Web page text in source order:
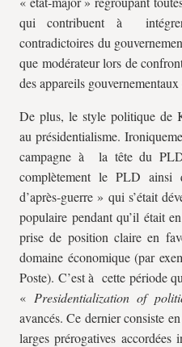
qui contribuent à
contradictoires du
que modérateur lors de
des appareils
De plus, le style politique de
au présidentialisme.
campagne à la tête du
complètement le PLD ainsi
d’après-guerre » qui s’était
populaire pendant qu’il était
prise de position claire en
domaine économique (par
Poste). C’est à cette période
« Presidentialization of
avancés. Ce dernier consiste
larges prérogatives